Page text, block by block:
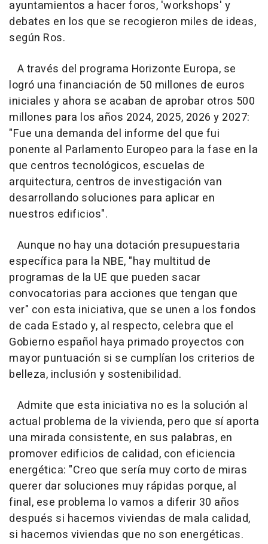
ayuntamientos a hacer foros, 'workshops' y
debates en los que se recogieron miles de ideas,
según Ros.
A través del programa Horizonte Europa, se
logró una financiación de 50 millones de euros
iniciales y ahora se acaban de aprobar otros 500
millones para los años 2024, 2025, 2026 y 2027:
"Fue una demanda del informe del que fui
ponente al Parlamento Europeo para la fase en la
que centros tecnológicos, escuelas de
arquitectura, centros de investigación van
desarrollando soluciones para aplicar en
nuestros edificios".
Aunque no hay una dotación presupuestaria
específica para la NBE, "hay multitud de
programas de la UE que pueden sacar
convocatorias para acciones que tengan que
ver" con esta iniciativa, que se unen a los fondos
de cada Estado y, al respecto, celebra que el
Gobierno español haya primado proyectos con
mayor puntuación si se cumplían los criterios de
belleza, inclusión y sostenibilidad.
Admite que esta iniciativa no es la solución al
actual problema de la vivienda, pero que sí aporta
una mirada consistente, en sus palabras, en
promover edificios de calidad, con eficiencia
energética: "Creo que sería muy corto de miras
querer dar soluciones muy rápidas porque, al
final, ese problema lo vamos a diferir 30 años
después si hacemos viviendas de mala calidad,
si hacemos viviendas que no son energéticas.